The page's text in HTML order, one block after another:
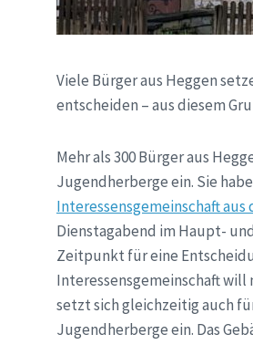
Viele Bürger aus Heggen
entscheiden – aus diesem
Mehr als 300 Bürger aus
Jugendherberge ein. Sie
Interessensgemeinschaft
Dienstagabend im Haupt-
Zeitpunkt für eine
Interessensgemeinschaft
setzt sich gleichzeitig auch
Jugendherberge ein. Das